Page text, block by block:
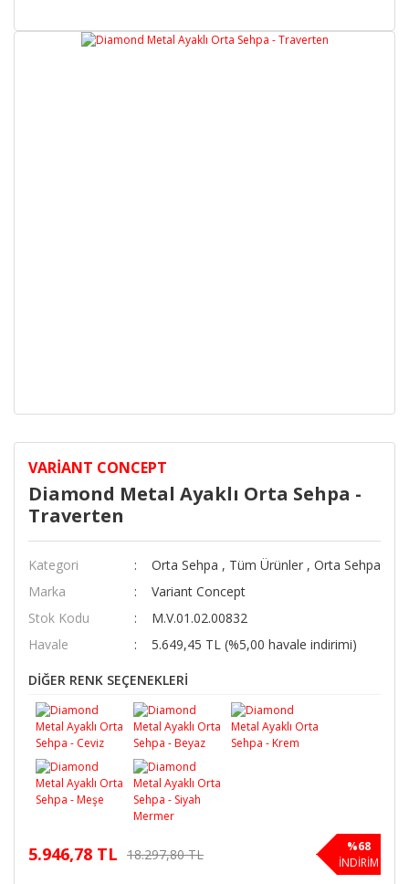
VARIANT CONCEPT
Diamond Metal Ayaklı Orta Sehpa -
Traverten
Kategori Orta Sehpa , Tüm Ürünler , Orta Sehpa
Marka
Variant Concept
Stok Kodu
M.V.01.02.00832
Havale
5.649,45 TL (%5,00 havale indirimi)
DİĞER RENK SEÇENEKLERİ
5.946,78 TL 18.297,80 TL
%68
İNDİRİM